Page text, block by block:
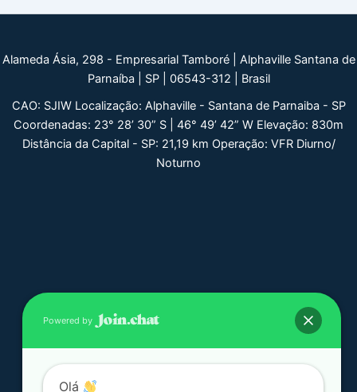
Alameda Ásia, 298 - Empresarial Tamboré | Alphaville Santana de
Parnaíba | SP | 06543-312 | Brasil
CAO: SJIW Localização: Alphaville - Santana de Parnaiba - SP
Coordenadas: 23° 28’ 30” S | 46° 49’ 42” W Elevação: 830m
Distância da Capital - SP: 21,19 km Operação: VFR Diurno/
Noturno
Powered by
Olá